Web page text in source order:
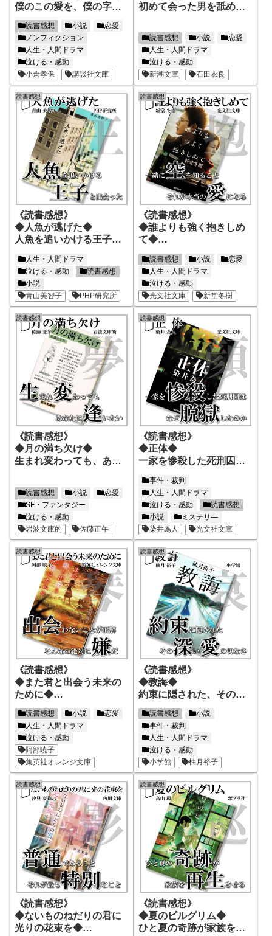
僕のこの愛を、僕の字で
大切なあなたに伝えたい
読書感想 小説
恋愛
ノンフィクション
人生・人間ドラマ
泣ける・感動
小倉孝保
講談社文庫
初めて会った男を舐め
愛
読書感想 小説
恋愛
人生・人間ドラマ
泣ける・感動
新潮文庫
石田衣良
読書感想
《読書感想》
◆人魚が逃げた◆
人魚を追いかける王子と
人生・人間ドラマ
泣ける・感動
読書感想
小説
青山美智子
PHP研究所
読書感想
《読書感想》
◆誰よりも強く抱きしめ
て◆
一緒に空を知ること、そ
れが本当の愛になる
読書感想 小説
恋愛
人生・人間ドラマ
泣ける・感動
光文社文庫
新堂冬樹
読書感想
《読書感想》
◆月の満ち欠け◆
生まれ変わっても、あな
読書感想 小説
恋愛
SF・ファンタジー
泣ける・感動
岩波文庫的
佐藤正午
読書感想
《読書感想》
◆正体◆
一家を惨殺した死刑囚
事件・裁判
人生・人間ドラマ
泣ける・感動
読書感想
小説
ミステリ―
染井為人
光文社文庫
読書感想
《読書感想》
◆また君と出会う未来の
ために◆
出会わないことが正解、
そんなの絶対に嫌だ
読書感想 小説
恋愛
人生・人間ドラマ
泣ける・感動
阿部暁子
集英社オレンジ文庫
読書感想
《読書感想》
◆教誨◆
約束に隠された、その深
い愛の切なさ
読書感想
小説
事件・裁判
人生・人間ドラマ
泣ける・感動
小学館
柚月裕子
読書感想
《読書感想》
◆ないものねだりの君に
光りの花束を◆
読書感想
《読書感想》
◆夏のピルグリム◆
ひと夏の奇跡が家族を再